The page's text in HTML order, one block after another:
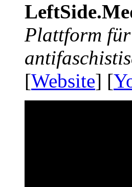
Plattform
[Website] [